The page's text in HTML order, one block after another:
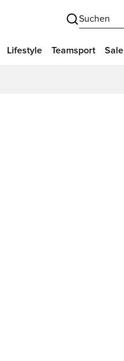
Suchen
Lifestyle Teamsport Sale